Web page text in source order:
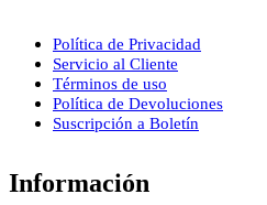
Política de Privacidad
Servicio al Cliente
Términos de uso
Política de Devoluciones
Suscripción a Boletín
Información